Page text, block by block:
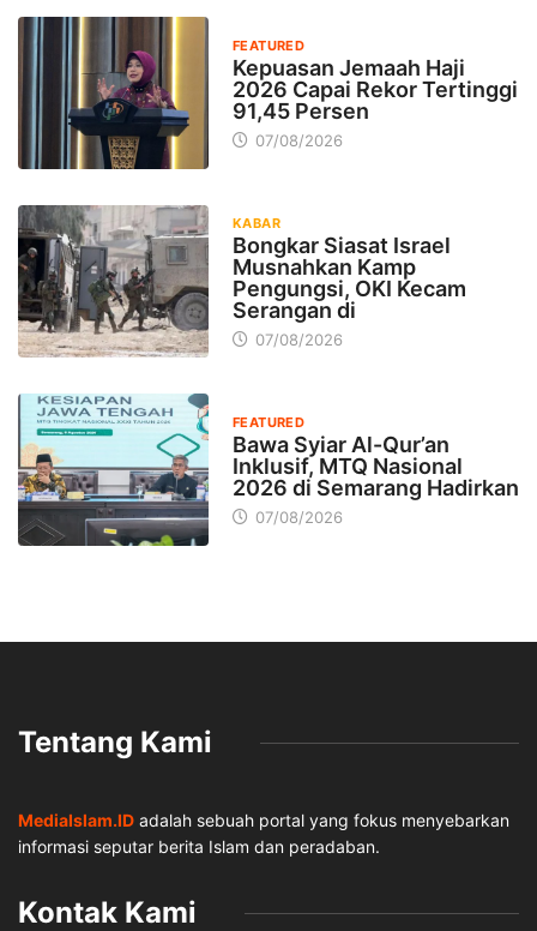
FEATURED
Kepuasan Jemaah Haji
2026 Capai Rekor Tertinggi
91,45 Persen
07/08/2026
KABAR
Bongkar Siasat Israel
Musnahkan Kamp
Pengungsi, OKI Kecam
Serangan di
07/08/2026
FEATURED
Bawa Syiar Al-Qur’an
Inklusif, MTQ Nasional
2026 di Semarang Hadirkan
07/08/2026
Tentang Kami
MediaIslam.ID adalah sebuah portal yang fokus menyebarkan
informasi seputar berita Islam dan peradaban.
Kontak Kami